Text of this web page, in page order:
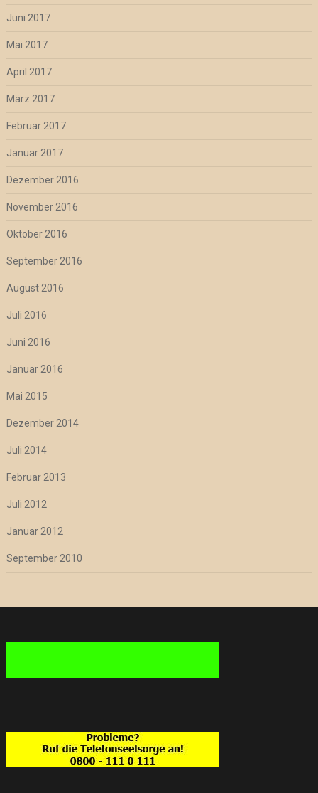
Juni 2017
Mai 2017
April 2017
März 2017
Februar 2017
Januar 2017
Dezember 2016
November 2016
Oktober 2016
September 2016
August 2016
Juli 2016
Juni 2016
Januar 2016
Mai 2015
Dezember 2014
Juli 2014
Februar 2013
Juli 2012
Januar 2012
September 2010